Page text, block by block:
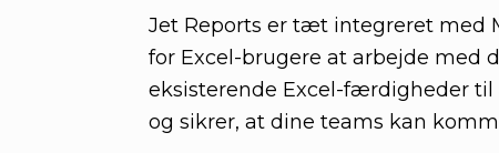
Jet Reports er tæt integreret med
for Excel-brugere at arbejde med
eksisterende Excel-færdigheder
og sikrer, at dine teams kan